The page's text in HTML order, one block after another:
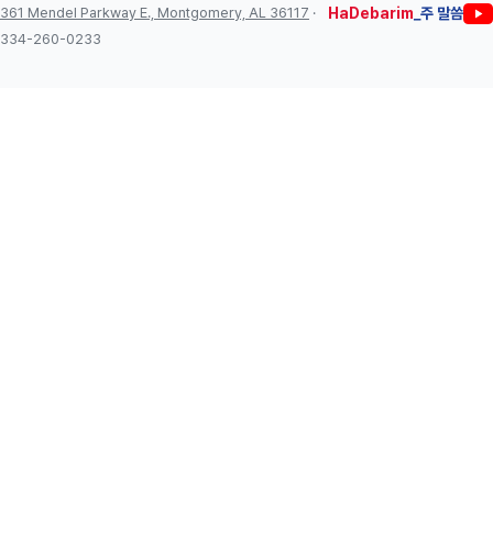
361 Mendel Parkway E., Montgomery, AL 36117 ·
334-260-0233
HaDebarim _주 말씀